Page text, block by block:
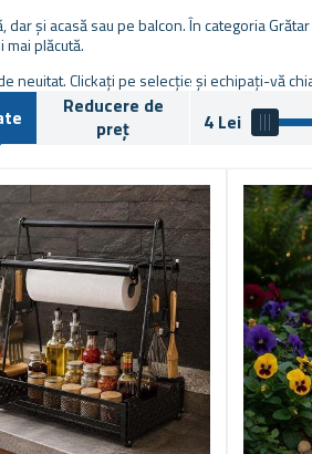
și acasă sau pe balcon. În categoria
plăcută.
neuitat. Clickați pe selecție și echipați-vă
Reducere de
preț
4 Lei